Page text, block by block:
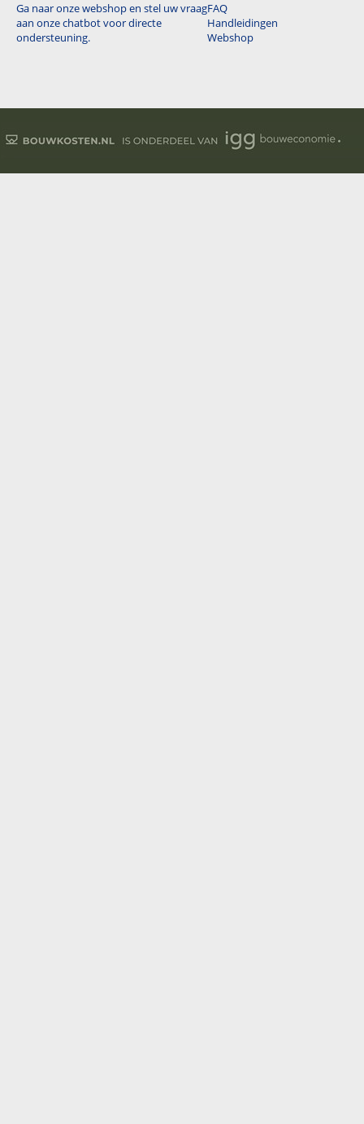
Ga naar onze webshop en stel uw vraag
aan onze chatbot voor directe
ondersteuning.
FAQ
Handleidingen
Webshop